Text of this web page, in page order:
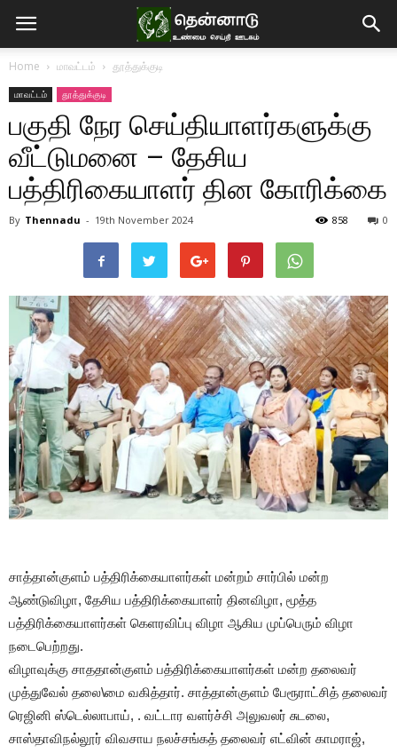
Home மாவட்டம் தூத்துக்குடி
மாவட்டம் தூத்துக்குடி
பகுதி நேர செய்தியாளர்களுக்கு
வீட்டுமனை – தேசிய
பத்திரிகையாளர் தின கோரிக்கை
By Thennadu - 19th November 2024 0
858
சாத்தான்குளம் பத்திரிக்கையாளர்கள் மன்றம் சார்பில் மன்ற
ஆண்டுவிழா, தேசிய பத்திரிக்கையாளர் தினவிழா, மூத்த
பத்திரிக்கையாளர்கள் கெளரவிப்பு விழா ஆகிய முப்பெரும் விழா
நடைபெற்றது.
விழாவுக்கு சாததான்குளம் பத்திரிக்கையாளர்கள் மன்ற தலைவர்
முத்துவேல் தலை\மை வகித்தார். சாத்தான்குளம் பேரூராட்சித் தலைவர்
ரெஜினி ஸ்டெல்லாபாய், . வட்டார வளர்ச்சி அலுவலர் சுடலை,
சாஸ்தாவிநல்லூர் விவசாய நலச்சங்கத் தலைவர் எட்வின் காமராஜ்,